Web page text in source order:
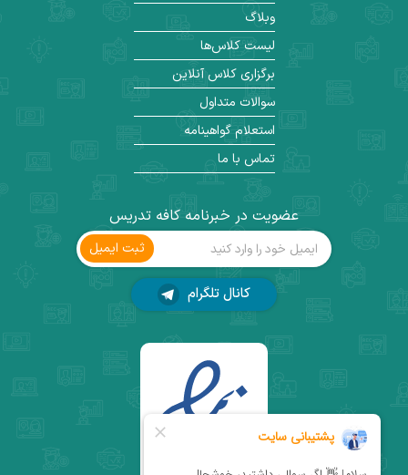
عضویت در خبرنامه کافه تدریس
ثبت ‌ایمیل
کانال تلگرام
وبلاگ
لیست کلاس‌ها
برگزاری کلاس آنلاین
سوالات متداول
استعلام گواهینامه
تماس با ما